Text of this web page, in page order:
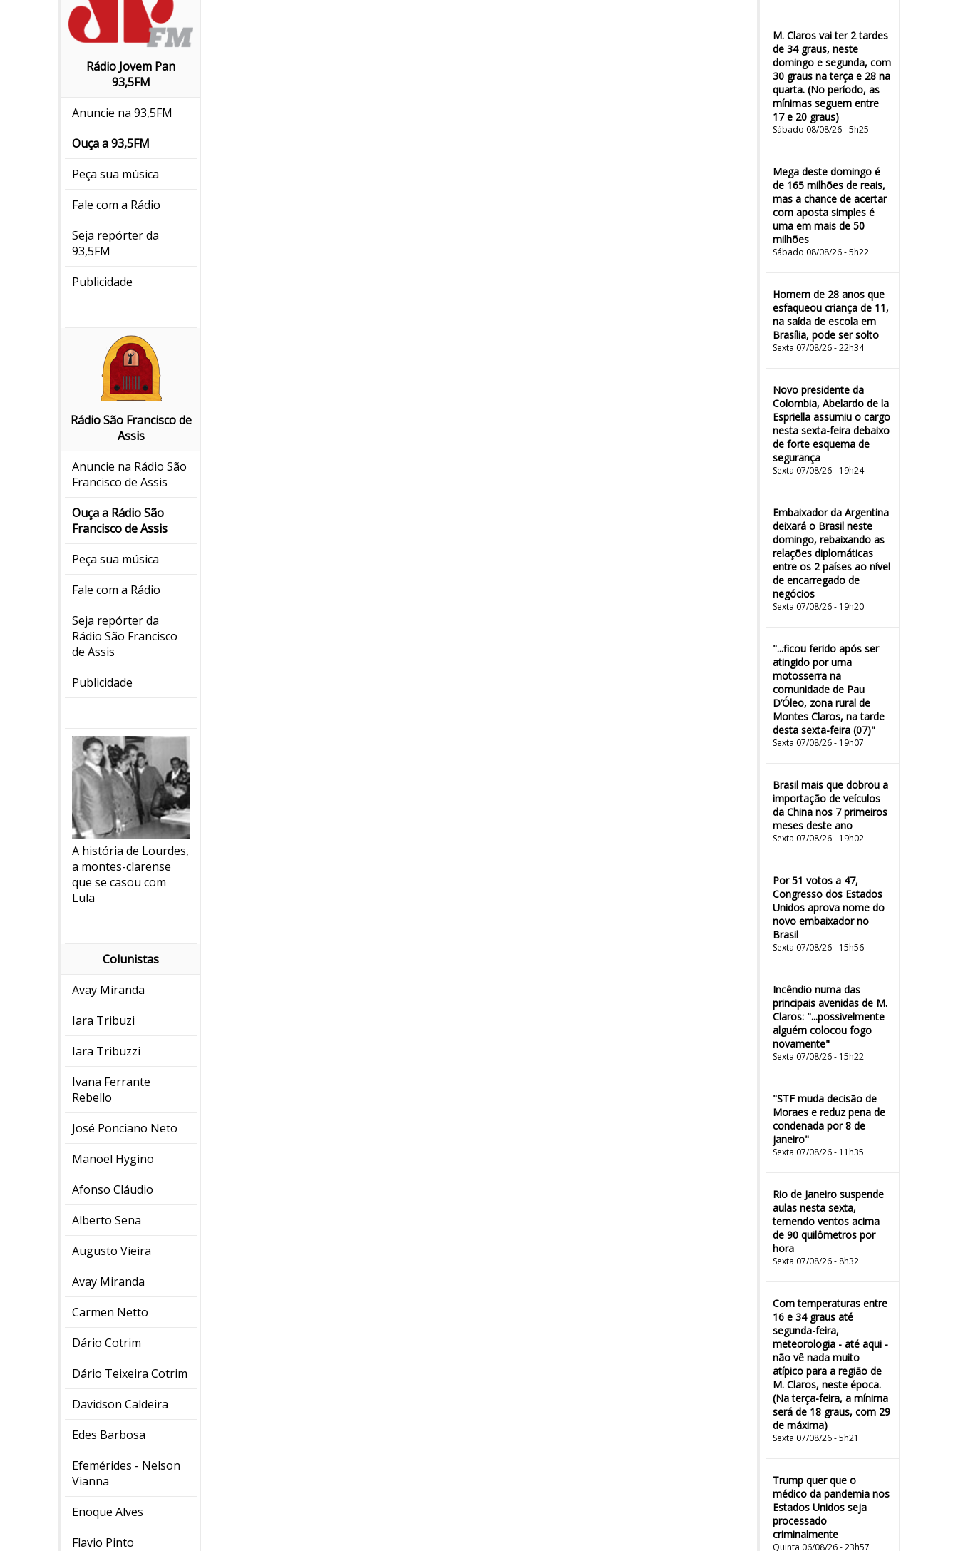
Rádio Jovem Pan
93,5FM
Anuncie na 93,5FM
Ouça a 93,5FM
Peça sua música
Fale com a Rádio
Seja repórter da
93,5FM
Publicidade
Rádio São Francisco de
Assis
Anuncie na Rádio São
Francisco de Assis
Ouça a Rádio São
Francisco de Assis
Peça sua música
Fale com a Rádio
Seja repórter da
Rádio São Francisco
de Assis
Publicidade
A história de Lourdes,
a montes-clarense
que se casou com
Lula
Colunistas
Avay Miranda
Iara Tribuzi
Iara Tribuzzi
Ivana Ferrante
Rebello
José Ponciano Neto
Manoel Hygino
Afonso Cláudio
Alberto Sena
Augusto Vieira
Avay Miranda
Carmen Netto
Dário Cotrim
Dário Teixeira Cotrim
Davidson Caldeira
Edes Barbosa
Efemérides - Nelson
Vianna
Enoque Alves
Flavio Pinto
M. Claros vai ter 2 tardes
de 34 graus, neste
domingo e segunda, com
30 graus na terça e 28 na
quarta. (No período, as
mínimas seguem entre
17 e 20 graus)
Sábado 08/08/26 - 5h25
Mega deste domingo é
de 165 milhões de reais,
mas a chance de acertar
com aposta simples é
uma em mais de 50
milhões
Sábado 08/08/26 - 5h22
Homem de 28 anos que
esfaqueou criança de 11,
na saída de escola em
Brasília, pode ser solto
Sexta 07/08/26 - 22h34
Novo presidente da
Colombia, Abelardo de la
Espriella assumiu o cargo
nesta sexta-feira debaixo
de forte esquema de
segurança
Sexta 07/08/26 - 19h24
Embaixador da Argentina
deixará o Brasil neste
domingo, rebaixando as
relações diplomáticas
entre os 2 países ao nível
de encarregado de
negócios
Sexta 07/08/26 - 19h20
"...ficou ferido após ser
atingido por uma
motosserra na
comunidade de Pau
D’Óleo, zona rural de
Montes Claros, na tarde
desta sexta-feira (07)"
Sexta 07/08/26 - 19h07
Brasil mais que dobrou a
importação de veículos
da China nos 7 primeiros
meses deste ano
Sexta 07/08/26 - 19h02
Por 51 votos a 47,
Congresso dos Estados
Unidos aprova nome do
novo embaixador no
Brasil
Sexta 07/08/26 - 15h56
Incêndio numa das
principais avenidas de M.
Claros: "...possivelmente
alguém colocou fogo
novamente"
Sexta 07/08/26 - 15h22
"STF muda decisão de
Moraes e reduz pena de
condenada por 8 de
janeiro"
Sexta 07/08/26 - 11h35
Rio de Janeiro suspende
aulas nesta sexta,
temendo ventos acima
de 90 quilômetros por
hora
Sexta 07/08/26 - 8h32
Com temperaturas entre
16 e 34 graus até
segunda-feira,
meteorologia - até aqui -
não vê nada muito
atípico para a região de
M. Claros, neste época.
(Na terça-feira, a mínima
será de 18 graus, com 29
de máxima)
Sexta 07/08/26 - 5h21
Trump quer que o
médico da pandemia nos
Estados Unidos seja
processado
criminalmente
Quinta 06/08/26 - 23h57